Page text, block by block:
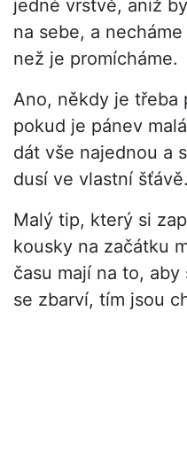
jedné vrstvě, aniž
na sebe, a
než je promícháme.
Ano, někdy je třeba
pokud je pánev
dát vše najednou a
dusí ve vlastní šťávě.
Malý tip, který si
kousky na začátku
času mají na to,
se zbarví, tím jsou